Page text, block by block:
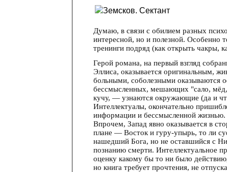
Думаю, в связи с обилием разных
интересной, но и полезной. Особенно
тренинги подряд (как открыть чакры,
Герой романа, на первый взгляд
Эллиса, оказывается оригинальным,
больными, соболезными оказываются
бессмысленных, мешающих "сало, мёд,
кучу, — узнаются окружающие (да и
Интеллектуалы, окончательно
информации и бессмысленной жизнью.
Впрочем, Запад явно оказывается в
плане — Восток и гуру-упырь, то ли
нашедший Бога, но не оставшийся с
познанию смерти. Интеллектуальное
оценку какому бы то ни было
но книга требует прочтения, не